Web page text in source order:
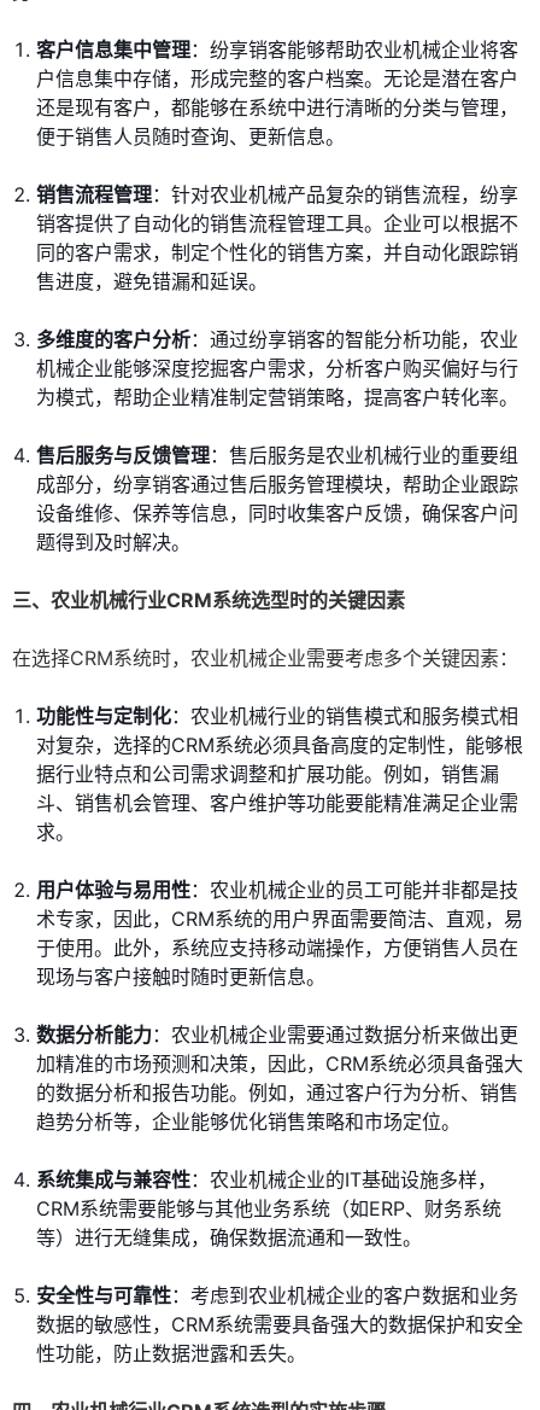
客户信息集中管理：纷享销客能够帮助农业机械企业将客
户信息集中存储，形成完整的客户档案。无论是潜在客户
还是现有客户，都能够在系统中进行清晰的分类与管理，
便于销售人员随时查询、更新信息。
销售流程管理：针对农业机械产品复杂的销售流程，纷享
销客提供了自动化的销售流程管理工具。企业可以根据不
同的客户需求，制定个性化的销售方案，并自动化跟踪销
售进度，避免错漏和延误。
多维度的客户分析：通过纷享销客的智能分析功能，农业
机械企业能够深度挖掘客户需求，分析客户购买偏好与行
为模式，帮助企业精准制定营销策略，提高客户转化率。
售后服务与反馈管理：售后服务是农业机械行业的重要组
成部分，纷享销客通过售后服务管理模块，帮助企业跟踪
设备维修、保养等信息，同时收集客户反馈，确保客户问
题得到及时解决。
三、农业机械行业CRM系统选型时的关键因素
在选择CRM系统时，农业机械企业需要考虑多个关键因素：
功能性与定制化：农业机械行业的销售模式和服务模式相
对复杂，选择的CRM系统必须具备高度的定制性，能够根
据行业特点和公司需求调整和扩展功能。例如，销售漏
斗、销售机会管理、客户维护等功能要能精准满足企业需
求。
用户体验与易用性：农业机械企业的员工可能并非都是技
术专家，因此，CRM系统的用户界面需要简洁、直观，易
于使用。此外，系统应支持移动端操作，方便销售人员在
现场与客户接触时随时更新信息。
数据分析能力：农业机械企业需要通过数据分析来做出更
加精准的市场预测和决策，因此，CRM系统必须具备强大
的数据分析和报告功能。例如，通过客户行为分析、销售
趋势分析等，企业能够优化销售策略和市场定位。
系统集成与兼容性：农业机械企业的IT基础设施多样，
CRM系统需要能够与其他业务系统（如ERP、财务系统
等）进行无缝集成，确保数据流通和一致性。
安全性与可靠性：考虑到农业机械企业的客户数据和业务
数据的敏感性，CRM系统需要具备强大的数据保护和安全
性功能，防止数据泄露和丢失。